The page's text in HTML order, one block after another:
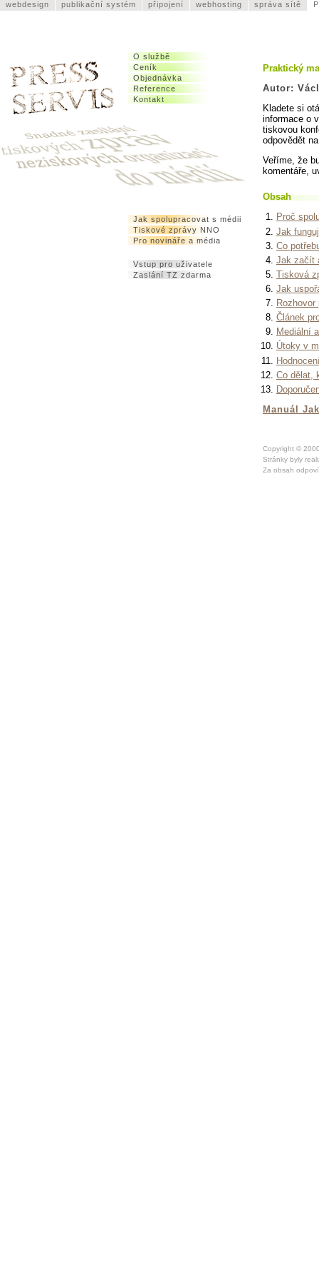
webdesign publikační systém připojení webhosting správa sítě
O službě
Ceník
Objednávka
Reference
Kontakt
Jak spolupracovat s médii
Tiskové zprávy NNO
Pro novináře a média
Vstup pro uživatele
Zaslání TZ zdarma
Praktický
Autor:
Kladete si
informace o
tiskovou
odpovědět
Veříme, že
komentáře,
Obsah
Proč
Jak
Co
Jak začít
Tisková
Jak
Rozhovor
Článek
Mediální
Útoky v
Co dělat,
Manuál
Copyright ©
Stránky byly
Za obsah